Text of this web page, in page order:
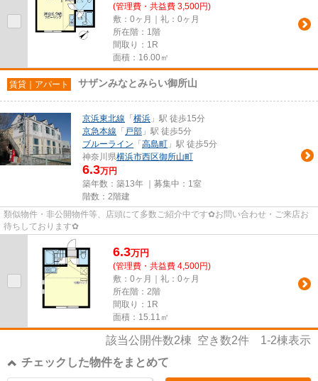
(管理費・共益費 3,500円)
敷：0ヶ月｜礼：0ヶ月
所在階：1階
間取り：1R
面積：16.00㎡
賃貸｜アパート サザンみなとみらい御所山
京浜東北線 「 横浜 」駅 徒歩15分
京急本線 「 戸部 」駅 徒歩5分
ブルーライン 「 高島町 」駅 徒歩5分
神奈川県横浜市西区御所山町
6.3万円
築年数：築13年 ｜募集中： 1室
階数：2階建
類似物件・非公開物件等、店頭にて多数ご紹介中です✿お問い合わせ・ご来店お
待ちしております✿
6.3万円
(管理費・共益費 4,500円)
敷：0ヶ月｜礼：0ヶ月
所在階：2階
間取り：1R
面積：15.11㎡
該当公開件数2棟 空き数2件 1-2棟表示
チェックした物件をまとめて